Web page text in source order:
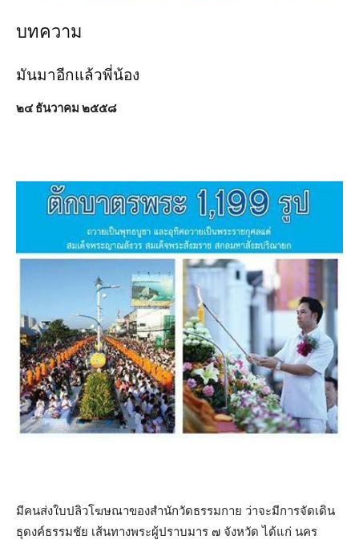
บทความ
มันมาอีกแล้วพี่น้อง
๒๔ ธันวาคม ๒๕๕๘
มีคนส่งใบปลิวโฆษณาของสำนักวัดธรรมกาย ว่าจะมีการจัดเดิน
ธุดงค์ธรรมชัย เส้นทางพระผู้ปราบมาร ๗ จังหวัด ได้แก่ นคร